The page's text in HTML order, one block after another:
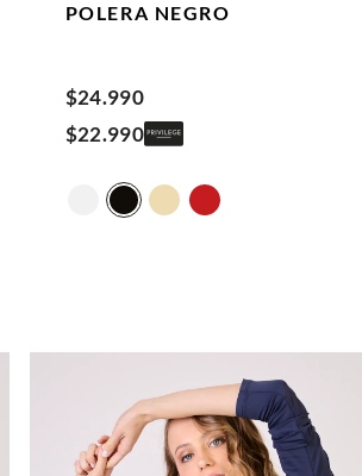
POLERA NEGRO
$24.990
$22.990